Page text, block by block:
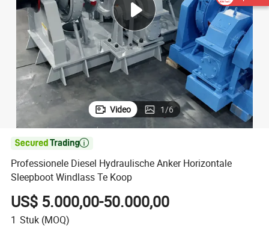
Video 1/6

Professionele Diesel Hydraulische Anker Horizontale
Sleepboot Windlass Te Koop
US$ 5.000,00-50.000,00
1 Stuk (MOQ)